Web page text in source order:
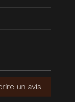
un avis